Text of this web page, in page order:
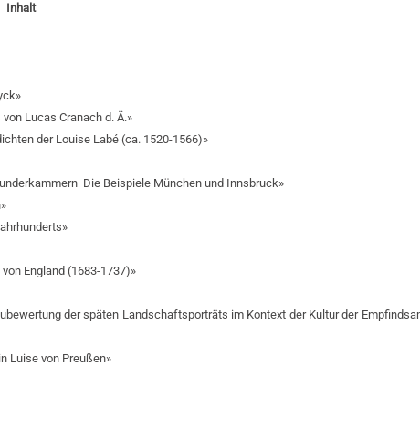
Inhalt
Lucas Cranach d. Ä.»
der Louise Labé (ca. 1520-1566)»
Die Beispiele München und Innsbruck»
England (1683-1737)»
der späten Landschaftsporträts im Kontext der Kultur der
Luise von Preußen»